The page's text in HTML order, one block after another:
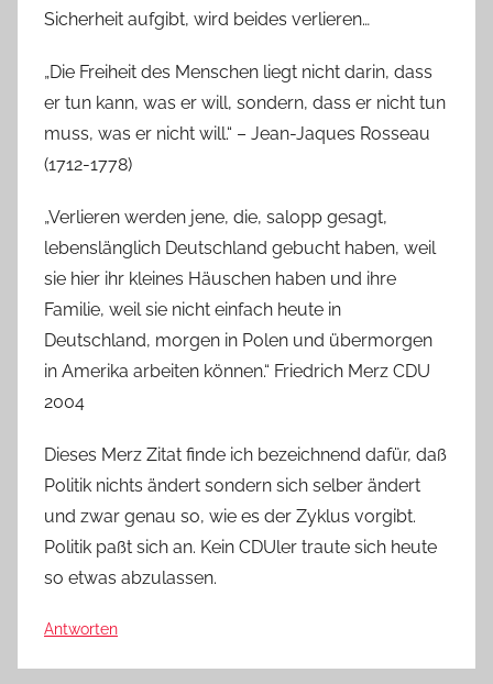
Sicherheit aufgibt, wird beides verlieren…
„Die Freiheit des Menschen liegt nicht darin, dass
er tun kann, was er will, sondern, dass er nicht tun
muss, was er nicht will.“ – Jean-Jaques Rosseau
(1712-1778)
„Verlieren werden jene, die, salopp gesagt,
lebenslänglich Deutschland gebucht haben, weil
sie hier ihr kleines Häuschen haben und ihre
Familie, weil sie nicht einfach heute in
Deutschland, morgen in Polen und übermorgen
in Amerika arbeiten können.“ Friedrich Merz CDU
2004
Dieses Merz Zitat finde ich bezeichnend dafür, daß
Politik nichts ändert sondern sich selber ändert
und zwar genau so, wie es der Zyklus vorgibt.
Politik paßt sich an. Kein CDUler traute sich heute
so etwas abzulassen.
Antworten